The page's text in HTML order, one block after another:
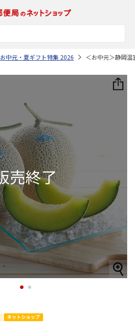
お中元・夏ギフト特集 2026 ＜お中元＞静岡温
1 2